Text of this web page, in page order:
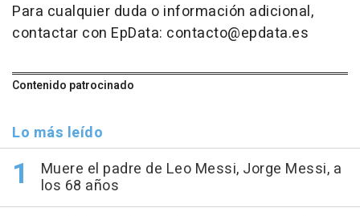
Para cualquier duda o información adicional,
contactar con EpData: contacto@epdata.es
Contenido patrocinado
Lo más leído
Muere el padre de Leo Messi, Jorge Messi, a
los 68 años